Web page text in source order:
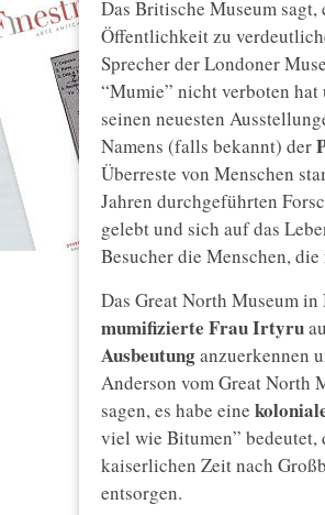
Das Britische Museum
Öffentlichkeit zu
Sprecher der Londoner
“Mumie” nicht verboten hat
seinen neuesten
Namens (falls bekannt) der
Überreste von Menschen
Jahren durchgeführten
gelebt und sich auf das
Besucher die Menschen, die
Das Great North Museum in
mumifizierte Frau Irtyru
Ausbeutunganzuerkennen
Anderson vom Great North
sagen, es habe eine
viel wie Bitumen”
kaiserlichen Zeit nach
entsorgen.